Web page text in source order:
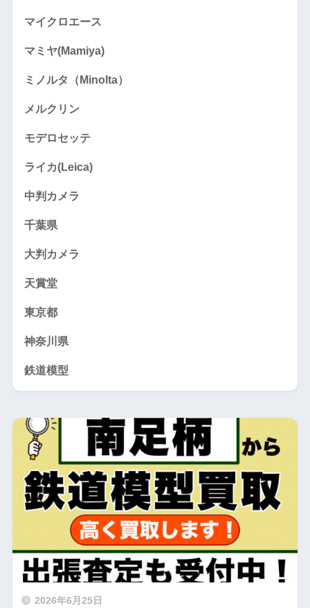
マイクロエース
マミヤ(Mamiya)
ミノルタ（Minolta）
メルクリン
モデロセッテ
ライカ(Leica)
中判カメラ
千葉県
大判カメラ
天賞堂
東京都
神奈川県
鉄道模型
2026年6月25日